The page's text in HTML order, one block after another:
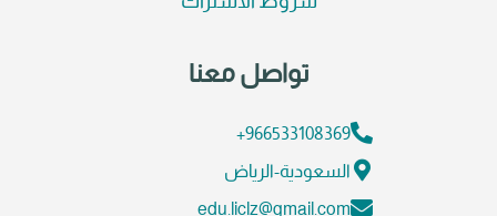
تواصل معنا
966533108369+
السعودية-الرياض
edu.liclz@gmail.com